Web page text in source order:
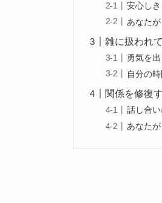
安心し
あなた
雑に扱われ
勇気を
自分の
関係を修復
話し合
あなた